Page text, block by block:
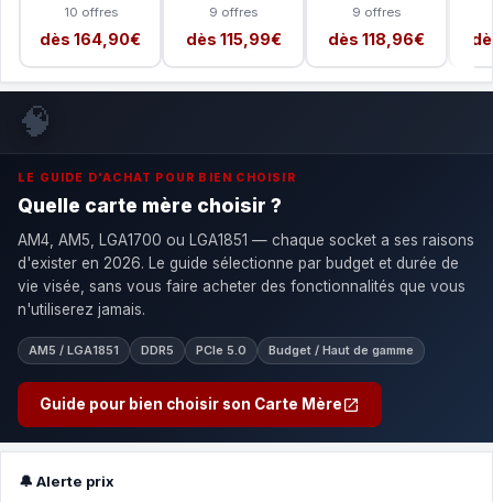
10 offres
dès 164,90€
9 offres
dès 115,99€
9 offres
dès 118,96€
🧠
LE GUIDE D'ACHAT POUR BIEN CHOISIR
Quelle carte mère choisir ?
AM4, AM5, LGA1700 ou LGA1851 — chaque socket a ses raisons
d'exister en 2026. Le guide sélectionne par budget et durée de
vie visée, sans vous faire acheter des fonctionnalités que vous
n'utiliserez jamais.
AM5 / LGA1851 DDR5 PCIe 5.0 Budget / Haut de gamme
Guide pour bien choisir son Carte Mère
🔔 Alerte prix